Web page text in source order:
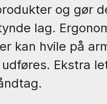
og gør
lag.
kan hvile på
Ekstra